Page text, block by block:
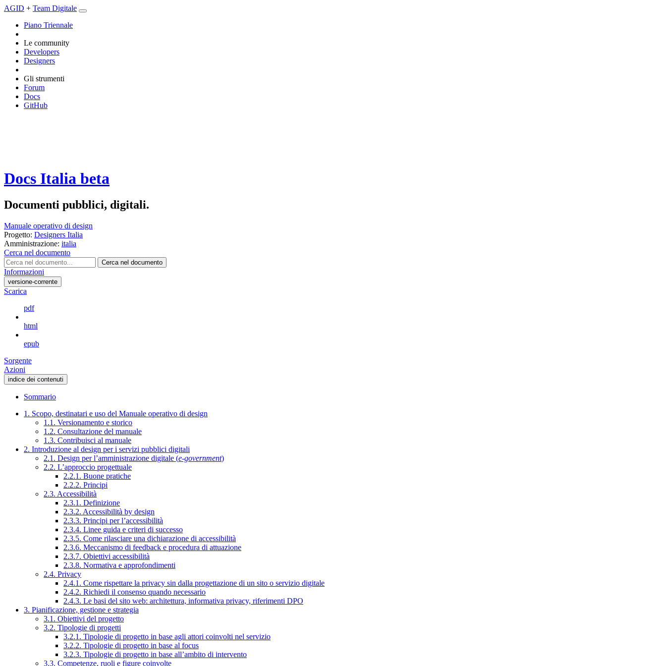
AGID + Team Digitale
Piano Triennale
Le community
Developers
Designers
Gli strumenti
Forum
Docs
GitHub
Docs Italia beta
Documenti pubblici, digitali.
Manuale operativo di design
Progetto: Designers Italia
Amministrazione: italia
Cerca nel documento
Cerca nel documento
Informazioni
versione-corrente
Scarica
pdf
html
epub
Sorgente
Azioni
indice dei contenuti
Sommario
1. Scopo, destinatari e uso del Manuale operativo di design
1.1. Versionamento e storico
1.2. Consultazione del manuale
1.3. Contribuisci al manuale
2. Introduzione al design per i servizi pubblici digitali
2.1. Design per l’amministrazione digitale (e-government)
2.2. L’approccio progettuale
2.2.1. Buone pratiche
2.2.2. Principi
2.3. Accessibilità
2.3.1. Definizione
2.3.2. Accessibilità by design
2.3.3. Principi per l’accessibilità
2.3.4. Linee guida e criteri di successo
2.3.5. Come rilasciare una dichiarazione di accessibilità
2.3.6. Meccanismo di feedback e procedura di attuazione
2.3.7. Obiettivi accessibilità
2.3.8. Normativa e approfondimenti
2.4. Privacy
2.4.1. Come rispettare la privacy sin dalla progettazione di un sito o servizio digitale
2.4.2. Richiedi il consenso quando necessario
2.4.3. Le basi del sito web: architettura, informativa privacy, riferimenti DPO
3. Pianificazione, gestione e strategia
3.1. Obiettivi del progetto
3.2. Tipologie di progetti
3.2.1. Tipologie di progetto in base agli attori coinvolti nel servizio
3.2.2. Tipologie di progetto in base al focus
3.2.3. Tipologie di progetto in base all’ambito di intervento
3.3. Competenze, ruoli e figure coinvolte